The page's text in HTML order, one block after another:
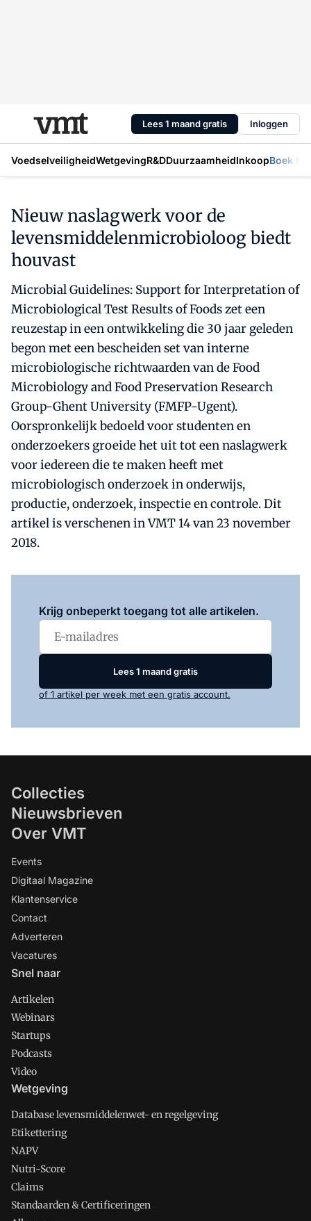
Lees 1 maand gratis Inloggen
VoedselveiligheidWetgevingR&DDuurzaamheidInkoopBoek
Nieuw naslagwerk voor de
levensmiddelenmicrobioloog biedt
houvast
Microbial Guidelines: Support for Interpretation of
Microbiological Test Results of Foods zet een
reuzestap in een ontwikkeling die 30 jaar geleden
begon met een bescheiden set van interne
microbiologische richtwaarden van de Food
Microbiology and Food Preservation Research
Group-Ghent University (FMFP-Ugent).
Oorspronkelijk bedoeld voor studenten en
onderzoekers groeide het uit tot een naslagwerk
voor iedereen die te maken heeft met
microbiologisch onderzoek in onderwijs,
productie, onderzoek, inspectie en controle. Dit
artikel is verschenen in VMT 14 van 23 november
2018.
Krijg onbeperkt toegang tot alle artikelen.
Lees 1 maand gratis
of 1 artikel per week met een gratis account.
Collecties
Nieuwsbrieven
Over VMT
Events
Digitaal Magazine
Klantenservice
Contact
Adverteren
Vacatures
Snel naar
Artikelen
Webinars
Startups
Podcasts
Video
Wetgeving
Database levensmiddelenwet- en regelgeving
Etikettering
NAPV
Nutri-Score
Claims
Standaarden & Certificeringen